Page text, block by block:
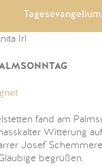
Tagesevangelium
Irl
fand am
Witterung
Josef
begrüßen.